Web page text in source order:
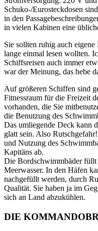
Schuko-/Eurosteckdosen
in den
in vielen Kabinen eine
Sie sollten ruhig auch
lange einmal lesen wollten.
Schiffsreisen auch immer
war der Meinung, das hebe
Auf größeren Schiffen sind
Fitnessraum für die Freizeit
vorhanden, die Sie
die Benutzung des
Das umliegende Deck kann
glatt sein. Also
und Nutzung des
Kapitäns ab.
Die Bordschwimmbäder füllt
Meerwasser. In den Häfen
nachgefüllt werden, durch
Qualität. Sie haben ja im
sich an Land abzukühlen.
DIE